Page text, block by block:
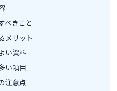
べきこと
メリット
い資料
い項目
注意点